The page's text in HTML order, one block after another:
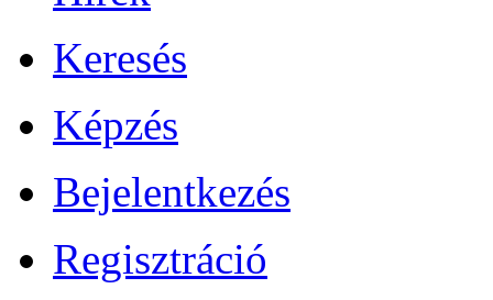
Keresés
Képzés
Bejelentkezés
Regisztráció